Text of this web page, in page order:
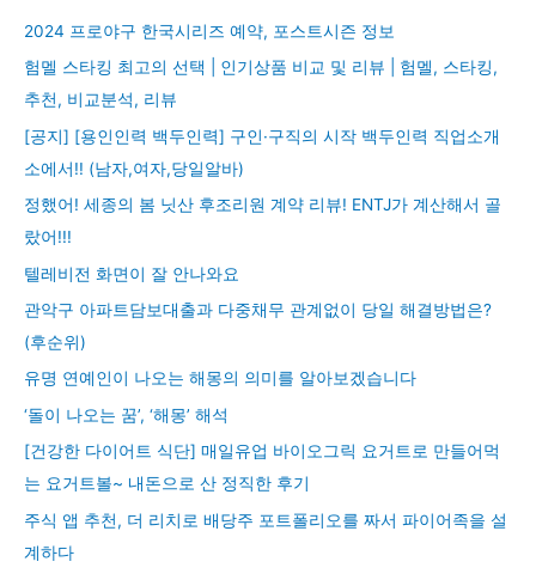
2024 프로야구 한국시리즈 예약, 포스트시즌 정보
험멜 스타킹 최고의 선택 | 인기상품 비교 및 리뷰 | 험멜, 스타킹,
추천, 비교분석, 리뷰
[공지] [용인인력 백두인력] 구인·구직의 시작 백두인력 직업소개
소에서!! (남자,여자,당일알바)
정했어! 세종의 봄 닛산 후조리원 계약 리뷰! ENTJ가 계산해서 골
랐어!!!
텔레비전 화면이 잘 안나와요
관악구 아파트담보대출과 다중채무 관계없이 당일 해결방법은?
(후순위)
유명 연예인이 나오는 해몽의 의미를 알아보겠습니다
‘돌이 나오는 꿈’, ‘해몽’ 해석
[건강한 다이어트 식단] 매일유업 바이오그릭 요거트로 만들어먹
는 요거트볼~ 내돈으로 산 정직한 후기
주식 앱 추천, 더 리치로 배당주 포트폴리오를 짜서 파이어족을 설
계하다